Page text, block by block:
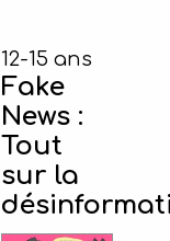
12-15 ans
Fake
News :
Tout
sur la